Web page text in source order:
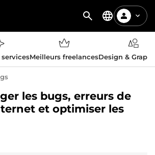
Meilleurs freelancesDesign &
les bugs, erreurs de
et optimiser les